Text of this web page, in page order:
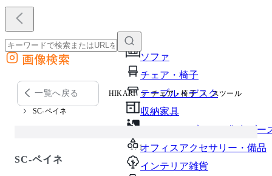
ソファ
チェア・椅子
テーブル・デスク
収納家具
パーソナルブース・集中ブー
オフィスアクセサリー・備品
インテリア雑貨
外部サイトの商品をカートに追加
他のサイトで見つけた商品ページのURLを貼り付けて、カートに追加できます
画像検索
一覧へ戻る HIKARI チェア・椅子 スツール
SC-ペイネ
1 / 1
SC-ペイネ